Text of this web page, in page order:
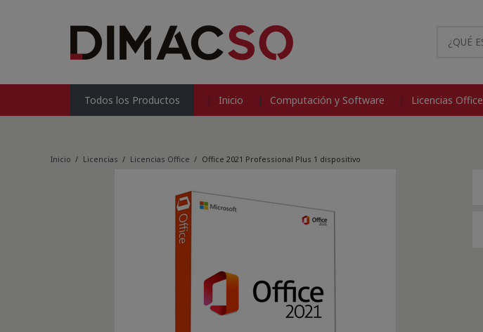
Todos los Productos Inicio Computación y Software Licencias Office
Inicio / Licencias / Licencias Office / Office 2021 Professional Plus 1 dispositivo